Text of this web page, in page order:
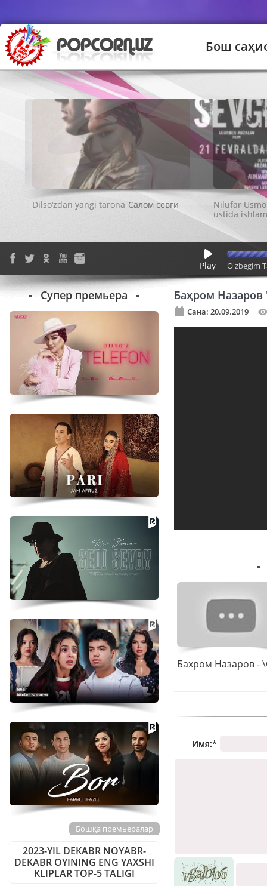
Бош
Салом севги
Play O'zbegim
Баҳром
Сана: 20.09.2019
Имя:*
Супер премьера
Бошқа премьералар
2023-YIL DEKABR NOYABR-
DEKABR OYINING ENG YAXSHI
KLIPLAR TOP-5 TALIGI